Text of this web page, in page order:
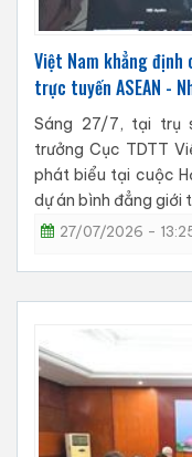
Việt Nam khẳng
trực tuyến ASEAN -
Sáng 27/7, tại trụ
trưởng Cục TDTT
phát biểu tại cuộc
dự án bình đẳng giới
27/07/2026 -